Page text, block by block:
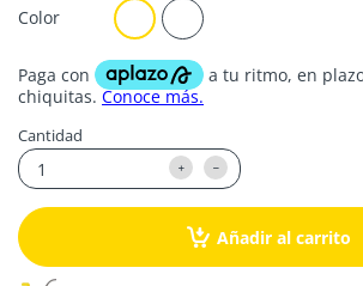
Color
Cantidad
Añadir al carrito